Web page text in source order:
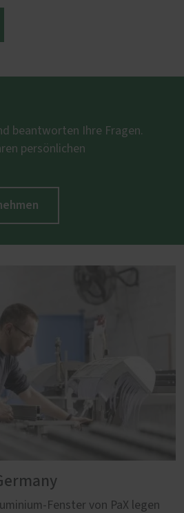
beantworten Ihre Fragen.
persönlichen
Fenster von PaX legen